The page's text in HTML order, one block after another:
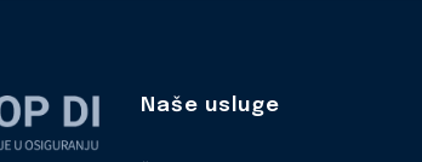
Naše usluge